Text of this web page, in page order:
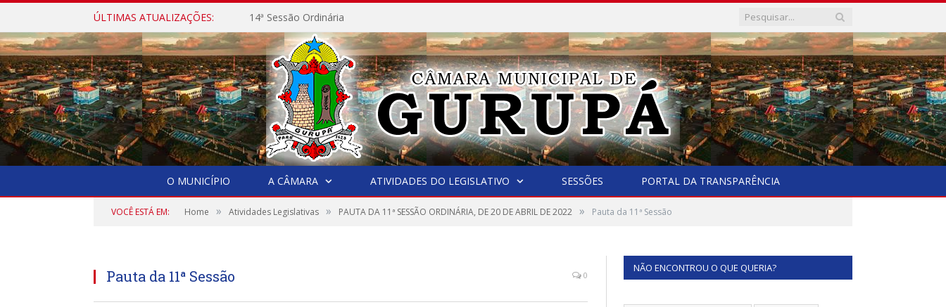
ÚLTIMAS ATUALIZAÇÕES: 14ª Sessão Ordinária
O MUNICÍPIO A CÂMARA ATIVIDADES DO LEGISLATIVO SESSÕES PORTAL DA TRANSPARÊNCIA
VOCÊ ESTÁ EM: Home » Atividades Legislativas » PAUTA DA 11ª SESSÃO ORDINÁRIA, DE 20 DE ABRIL DE 2022 » Pauta da 11ª Sessão
Pauta da 11ª Sessão 0
NÃO ENCONTROU O QUE QUERIA?